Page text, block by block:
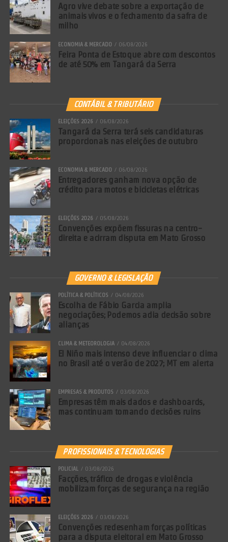
Comentários Facebook
Agro vive debate sobre a exportação de
animais vivos e o fechamento da safra de
milho
ECONOMIA & MERCADO 06/08/2026
Feira Ponta de Estoque abre com descontos
de até 50% em Tangará da Serra
CONTÁBIL & TRIBUTÁRIO
ELEIÇÕES 2026 06/08/2026
Tangará da Serra terá seis candidaturas
proporcionais nas eleições de outubro
ECONOMIA & MERCADO 06/08/2026
Entregadores ganham nova opção de
crédito para motos e bicicletas elétricas
ELEIÇÕES 2026 05/08/2026
Convenções expõem fissuras na centro-
direita e acirram disputa em Mato Grosso
GOVERNO & LEGISLAÇÃO
POLÍTICA & POLÍTICOS 04/08/2026
Escolha de Fábio Garcia amplia
negociações; Podemos adia decisão sobre
alianças
CLIMA & METEOROLOGIA 04/08/2026
El Niño mais intenso deve influenciar o clima
no Brasil até o verão de 2027; MT em alerta
EMPRESAS & PRODUTOS 03/08/2026
Empresas têm mais dados e dashboards,
mas continuam tomando decisões ruins
PROFISSIONAIS & TECNOLOGIAS
POLICIAL 03/08/2026
Facções, tráfico de drogas e violência
mobilizam forças de segurança na região
ELEIÇÕES 2026 03/08/2026
Convenções redesenham forças políticas
para a disputa eleitoral em Mato Grosso